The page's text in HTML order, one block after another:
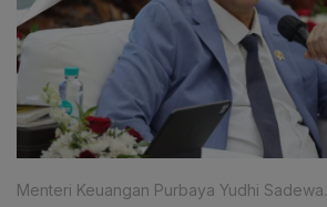
Menteri Keuangan Purbaya Yudhi Sadewa.